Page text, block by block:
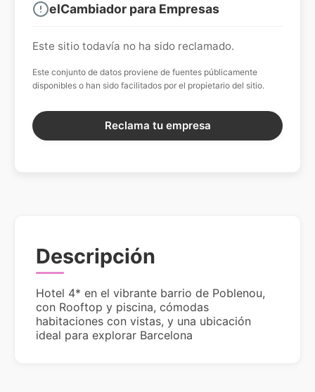
elCambiador para Empresas
Este sitio todavía no ha sido reclamado.
Este conjunto de datos proviene de fuentes públicamente
disponibles o han sido facilitados por el propietario del sitio.
Reclama tu empresa
Descripción
Hotel 4* en el vibrante barrio de Poblenou,
con Rooftop y piscina, cómodas
habitaciones con vistas, y una ubicación
ideal para explorar Barcelona